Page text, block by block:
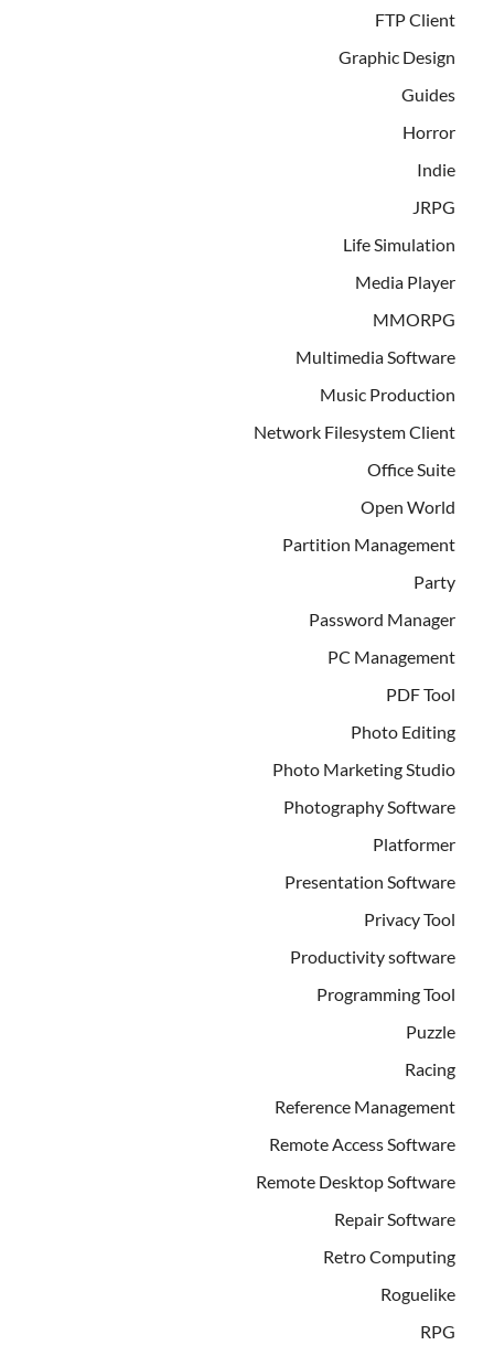
FTP Client
Graphic Design
Guides
Horror
Indie
JRPG
Life Simulation
Media Player
MMORPG
Multimedia Software
Music Production
Network Filesystem Client
Office Suite
Open World
Partition Management
Party
Password Manager
PC Management
PDF Tool
Photo Editing
Photo Marketing Studio
Photography Software
Platformer
Presentation Software
Privacy Tool
Productivity software
Programming Tool
Puzzle
Racing
Reference Management
Remote Access Software
Remote Desktop Software
Repair Software
Retro Computing
Roguelike
RPG